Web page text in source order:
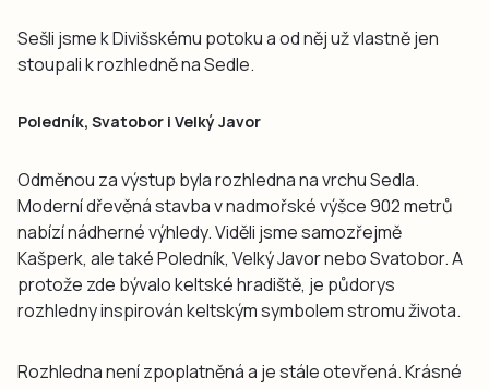
Sešli jsme k Divišskému potoku a od něj už vlastně jen
stoupali k rozhledně na Sedle.
Poledník, Svatobor i Velký Javor
Odměnou za výstup byla rozhledna na vrchu Sedla.
Moderní dřevěná stavba v nadmořské výšce 902 metrů
nabízí nádherné výhledy. Viděli jsme samozřejmě
Kašperk, ale také Poledník, Velký Javor nebo Svatobor. A
protože zde bývalo keltské hradiště, je půdorys
rozhledny inspirován keltským symbolem stromu života.
Rozhledna není zpoplatněná a je stále otevřená. Krásné